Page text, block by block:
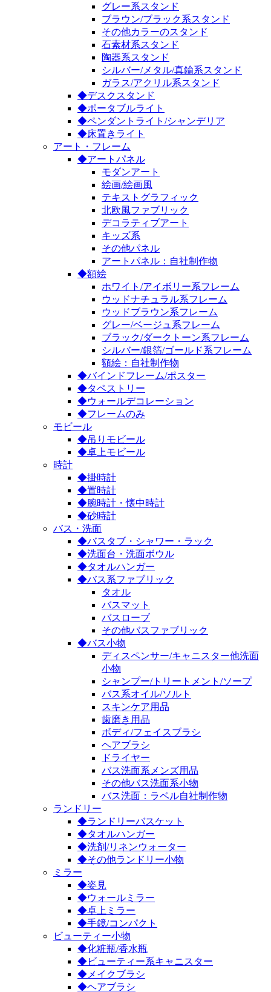
グレー系スタンド
ブラウン/ブラック系スタンド
その他カラーのスタンド
石素材系スタンド
陶器系スタンド
シルバー/メタル/真鍮系スタンド
ガラス/アクリル系スタンド
◆デスクスタンド
◆ポータブルライト
◆ペンダントライト/シャンデリア
◆床置きライト
アート・フレーム
◆アートパネル
モダンアート
絵画/絵画風
テキストグラフィック
北欧風ファブリック
デコラティブアート
キッズ系
その他パネル
アートパネル：自社制作物
◆額絵
ホワイト/アイボリー系フレーム
ウッドナチュラル系フレーム
ウッドブラウン系フレーム
グレー/ベージュ系フレーム
ブラック/ダークトーン系フレーム
シルバー/銀箔/ゴールド系フレーム
額絵：自社制作物
◆バインドフレーム/ポスター
◆タペストリー
◆ウォールデコレーション
◆フレームのみ
モビール
◆吊りモビール
◆卓上モビール
時計
◆掛時計
◆置時計
◆腕時計・懐中時計
◆砂時計
バス・洗面
◆バスタブ・シャワー・ラック
◆洗面台・洗面ボウル
◆タオルハンガー
◆バス系ファブリック
タオル
バスマット
バスローブ
その他バスファブリック
◆バス小物
ディスペンサー/キャニスター他洗面
小物
シャンプー/トリートメント/ソープ
バス系オイル/ソルト
スキンケア用品
歯磨き用品
ボディ/フェイスブラシ
ヘアブラシ
ドライヤー
バス洗面系メンズ用品
その他バス洗面系小物
バス洗面：ラベル自社制作物
ランドリー
◆ランドリーバスケット
◆タオルハンガー
◆洗剤/リネンウォーター
◆その他ランドリー小物
ミラー
◆姿見
◆ウォールミラー
◆卓上ミラー
◆手鏡/コンパクト
ビューティー小物
◆化粧瓶/香水瓶
◆ビューティー系キャニスター
◆メイクブラシ
◆ヘアブラシ